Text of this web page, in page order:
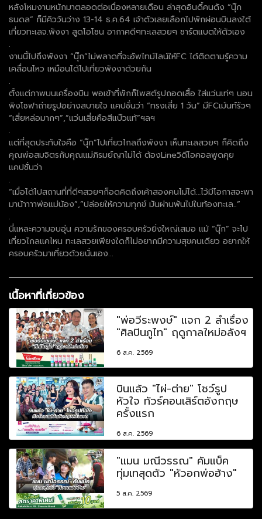
หลังโหมงานหนักมาตลอดต่อเนื่องหลายเดือน ล่าสุดอินดี้คนดัง “นุ๊ก
ธนดล” ก็มีคิววันว่าง 13-14 ธ.ค.64 เจ้าตัวเลยเลือกไปพักผ่อนบินลงใต้
เที่ยวทะเลจ.พังงา สูดโอโซน อากาศดีๆทะเลสวยๆ ชาร์ตแบตให้ตัวเอง
.
งานนี้ไปถึงพังงา “นุ๊ก”ไม่พลาดที่จะอัพไทม์ไลน์ให้FC ได้ติดตามรู้ความ
เคลื่อนไหว เหมือนได้ไปเที่ยวพังงาด้วยกัน
.
ตั้งแต่ภาพบนเครื่องบิน พอเข้าที่พักก็โพสต์รูปถอดเสื้อ ใส่แว่นเท่ๆ นอน
พิงโซฟาถ่ายรูปอย่างสบายใจ แคปชั่นว่า “ทรงเสี่ย 1 วัน” มีFCเม้นท์รัวๆ
“เสี่ยหล่อมากๆ”,”แว่นเสี่ยคือสีแบ๊วแท้”ฯลฯ
.
แต่ที่สุดประทับใจคือ “นุ๊ก”ไปเที่ยวไกลถึงพังงา เห็นทะเลสวยๆ ก็คิดถึง
คุณพ่อสมจิตรกับคุณแม่ภิรมย์ญาไม่ได้ ต้องLineวิดีโอคอลพูดคุย
แคปชั่นว่า
.
“เมื่อได้ไปสถานที่ที่ดีๆสวยๆก็อดคิดถึงเค้าสองคนไม่ได้…ไว้มีโอกาสจะพา
มาน้าาาาพ่อแม่น้อง”,”ปล่อยให้ความทุกข์ มันผ่านพ้นไปในท้องทะเล..”
.
นี่แหละความอบอุ่น ความรักของครอบครัวยิ่งใหญ่เสมอ แม้ “นุ๊ก” จะไป
เที่ยวไกลแคไหน ทะเลสวยเพียงใดก็ไม่อยากมีความสุขคนเดียว อยากให้
ครอบครัวมาเที่ยวด้วยนั่นเอง...
เนื้อหาที่เกี่ยวข้อง
"พ่อวีระพงษ์" แจก 2 ลำเรื่อง
"ศิลปินภูไท" ฤดูกาลใหม่อลังฯ
6 ส.ค. 2569
บินแล้ว "ไผ่-ต่าย" โชว์รูป
หัวใจ ทัวร์คอนเสิร์ตอังกฤษ
ครั้งแรก
6 ส.ค. 2569
"แมน มณีวรรณ" คัมแบ็ค
ทุ่มเทสุดตัว "หัวอกพ่อฮ้าง"
5 ส.ค. 2569